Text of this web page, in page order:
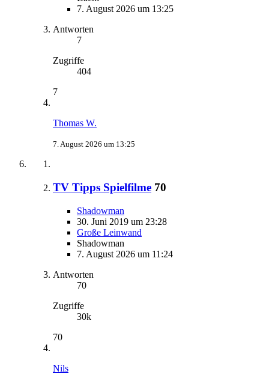
7. August 2026 um 13:25
Antworten
7
Zugriffe
404
7
Thomas W.
7. August 2026 um 13:25
TV Tipps Spielfilme 70
Shadowman
30. Juni 2019 um 23:28
Große Leinwand
Shadowman
7. August 2026 um 11:24
Antworten
70
Zugriffe
30k
70
Nils